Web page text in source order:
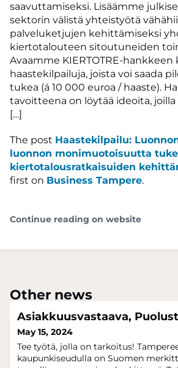
saavuttamiseksi. Lisäämme
sektorin välistä yhteistyötä
palveluketjujen kehittämiseksi
kiertotalouteen sitoutuneiden
Avaamme KIERTOTRE-hankkeen
haastekilpailuja, joista voi saada
tukea (á 10 000 euroa / haaste).
tavoitteena on löytää ideoita, joilla
[…]
The post Haastekilpailu:
luonnon monimuotoisuutta
kiertotalousratkaisuiden
first on Business Tampere.
Continue reading on website
Other news
Asiakkuusvastaava,
May 15, 2024
Tee työtä, jolla on tarkoitus!
kaupunkiseudulla on Suomen